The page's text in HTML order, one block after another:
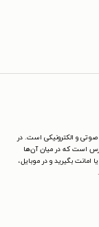
صوتی و الکترونیکی است. در
است که در میان آن‌ها
امانت بگیرید و در موبایل،